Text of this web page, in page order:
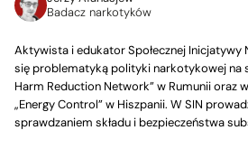
Badacz narkotyków
Aktywista i edukator Społecznej Inicjatywy
się problematyką polityki narkotykowej na
Harm Reduction Network” w Rumunii oraz
„Energy Control” w Hiszpanii. W SIN
sprawdzaniem składu i bezpieczeństwa